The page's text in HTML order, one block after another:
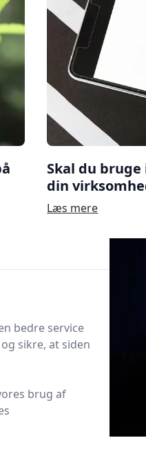
Skal du
din
Læs mere
bedre service
sikre, at siden
brug af